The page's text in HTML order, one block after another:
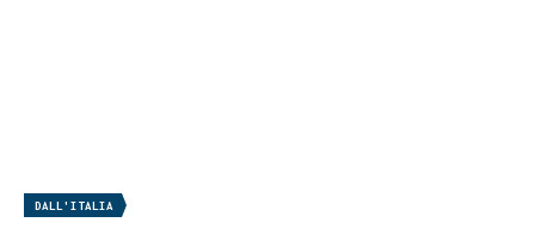
DALL'ITALIA